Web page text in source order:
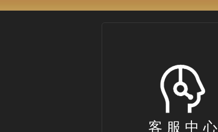
客 服 中 心